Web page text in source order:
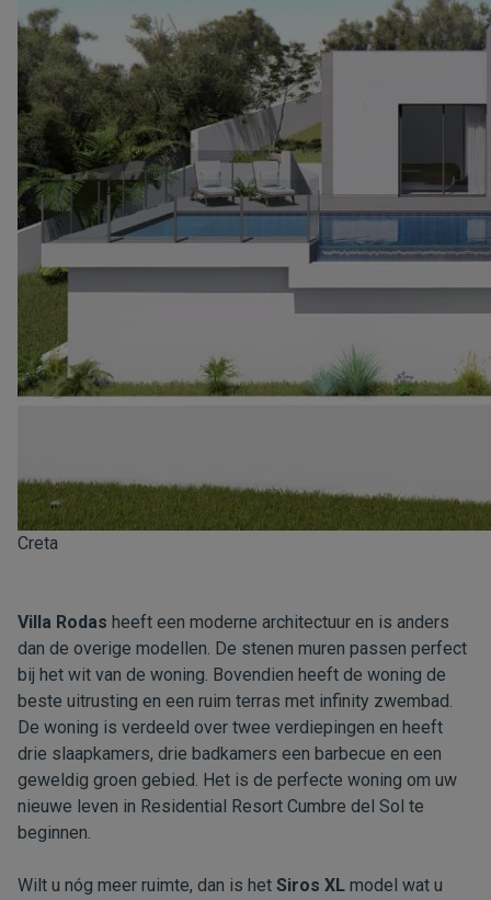
Creta
Villa Rodas heeft een moderne architectuur en is anders
dan de overige modellen. De stenen muren passen perfect
bij het wit van de woning. Bovendien heeft de woning de
beste uitrusting en een ruim terras met infinity zwembad.
De woning is verdeeld over twee verdiepingen en heeft
drie slaapkamers, drie badkamers een barbecue en een
geweldig groen gebied. Het is de perfecte woning om uw
nieuwe leven in Residential Resort Cumbre del Sol te
beginnen.
Wilt u nóg meer ruimte, dan is het Siros XL model wat u